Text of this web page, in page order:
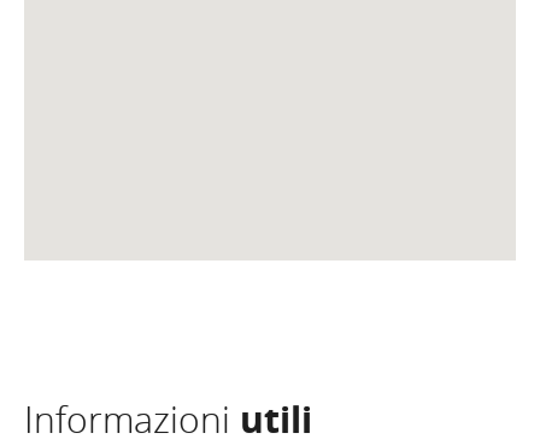
Informazioni utili